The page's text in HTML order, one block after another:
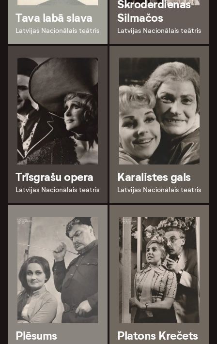
Tava labā slava
Latvijas Nacionālais teātris
Skroderdienas
Silmačos
Latvijas Nacionālais teātris
Trīsgrašu opera
Latvijas Nacionālais teātris
Karalistes gals
Latvijas Nacionālais teātris
Plēsums Platons Krečets